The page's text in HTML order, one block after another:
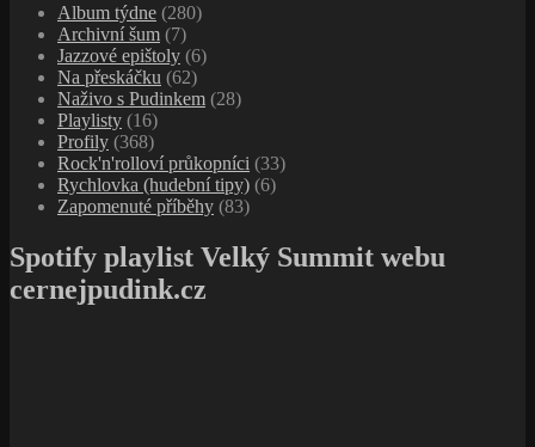
Album týdne (280)
Archivní šum (7)
Jazzové epištoly (6)
Na přeskáčku (62)
Naživo s Pudinkem (28)
Playlisty (16)
Profily (368)
Rock'n'rolloví průkopníci (33)
Rychlovka (hudební tipy) (6)
Zapomenuté příběhy (83)
Spotify playlist Velký Summit webu
cernejpudink.cz